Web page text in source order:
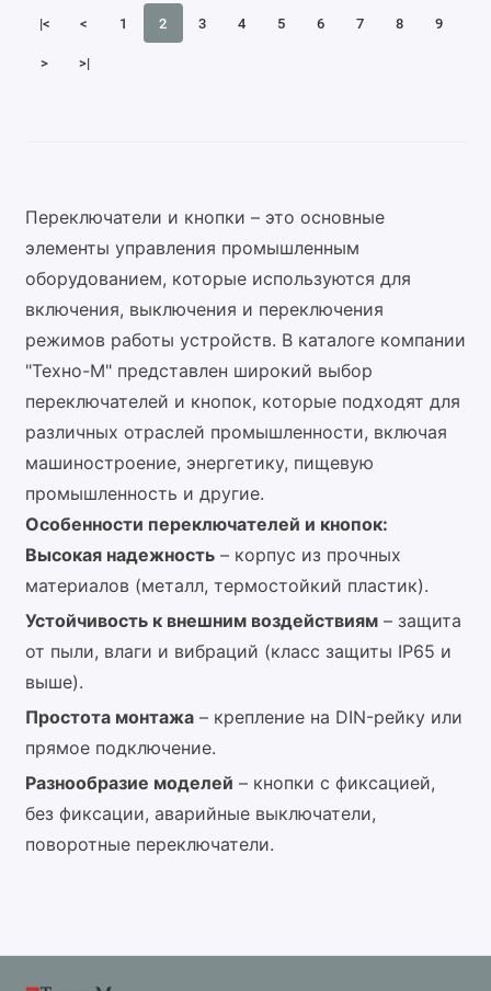
|< < 1 2 3 4 5 6 7 8 9
> >|
Переключатели и кнопки – это основные
элементы управления промышленным
оборудованием, которые используются для
включения, выключения и переключения
режимов работы устройств. В каталоге компании
"Техно-М" представлен широкий выбор
переключателей и кнопок, которые подходят для
различных отраслей промышленности, включая
машиностроение, энергетику, пищевую
промышленность и другие.
Особенности переключателей и кнопок:
Высокая надежность– корпус из прочных
материалов (металл, термостойкий пластик).
Устойчивость к внешним воздействиям– защита
от пыли, влаги и вибраций (класс защиты IP65 и
выше).
Простота монтажа– крепление на DIN-рейку или
прямое подключение.
Разнообразие моделей – кнопки с фиксацией,
без фиксации, аварийные выключатели,
поворотные переключатели.